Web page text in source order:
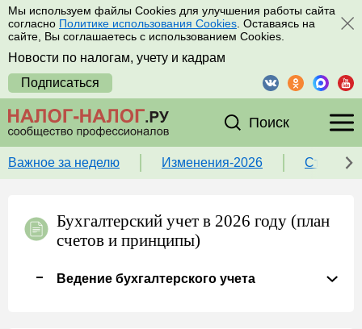
Мы используем файлы Cookies для улучшения работы сайта
согласно Политике использования Cookies . Оставаясь на
сайте, Вы соглашаетесь с использованием Cookies.
Новости по налогам, учету и кадрам
Подписаться
Поиск
Важное за неделю Изменения-2026 Ставка
Бухгалтерский учет в 2026 году (план
счетов и принципы)
Ведение бухгалтерского учета